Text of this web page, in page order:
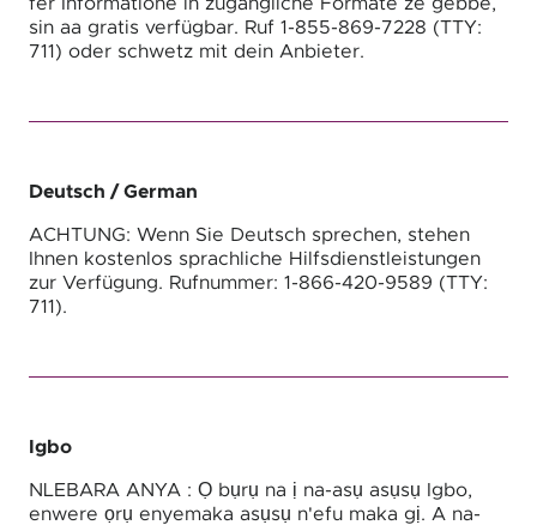
sin aa gratis verfügbar. Ruf 1-855-869-7228 (TTY:
711) oder schwetz mit dein Anbieter.
Deutsch / German
ACHTUNG: Wenn Sie Deutsch sprechen, stehen
Ihnen kostenlos sprachliche Hilfsdienstleistungen
zur Verfügung. Rufnummer: 1-866-420-9589 (TTY:
711).
Igbo
NLEBARA ANYA : Ọ bụrụ na ị na-asụ asụsụ Igbo,
enwere ọrụ enyemaka asụsụ n'efu maka gị. A na-